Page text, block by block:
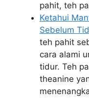
pahit, teh
Ketahui
Sebelum
teh pahit
cara alami
tidur. Teh
theanine